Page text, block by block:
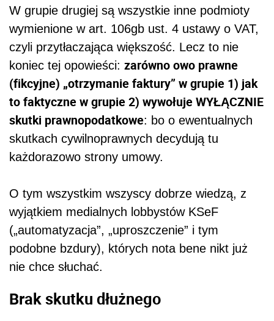
W grupie drugiej są wszystkie inne podmioty
wymienione w art. 106gb ust. 4 ustawy o VAT,
czyli przytłaczająca większość. Lecz to nie
koniec tej opowieści: zarówno owo prawne
(fikcyjne) „otrzymanie faktury” w grupie 1) jak
to faktyczne w grupie 2) wywołuje WYŁĄCZNIE
skutki prawnopodatkowe: bo o ewentualnych
skutkach cywilnoprawnych decydują tu
każdorazowo strony umowy.
O tym wszystkim wszyscy dobrze wiedzą, z
wyjątkiem medialnych lobbystów KSeF
(„automatyzacja”, „uproszczenie” i tym
podobne bzdury), których nota bene nikt już
nie chce słuchać.
Brak skutku dłużnego